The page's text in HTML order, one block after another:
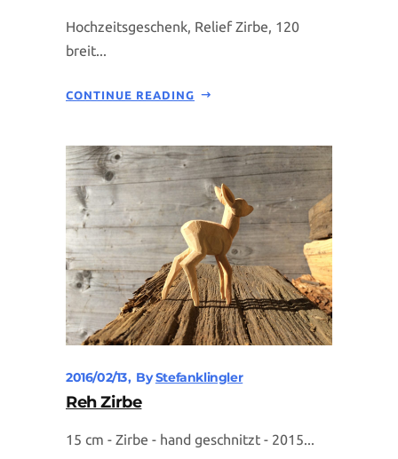
Hochzeitsgeschenk, Relief Zirbe, 120
breit...
CONTINUE READING
2016/02/13 ByStefanklingler
Reh Zirbe
15 cm - Zirbe - hand geschnitzt - 2015...